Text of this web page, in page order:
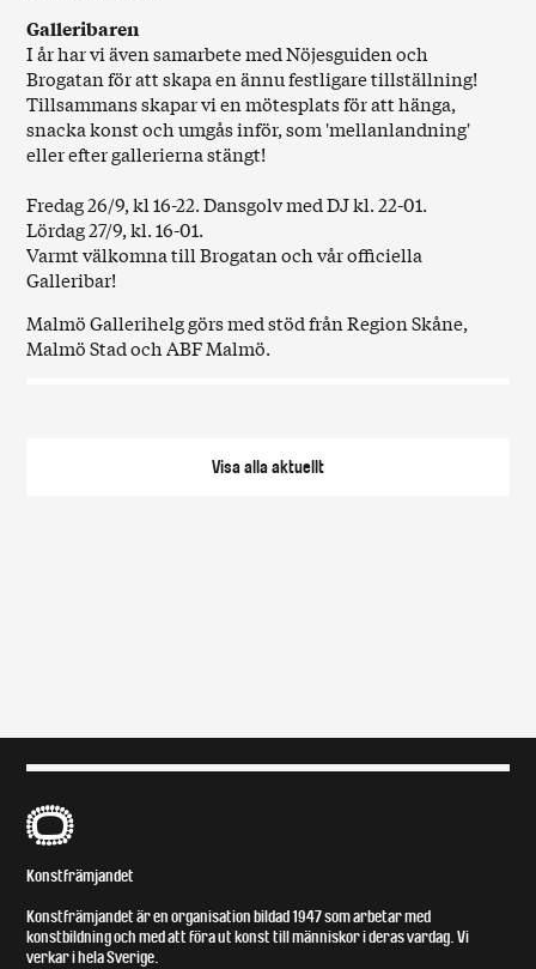
Visa allaaktuellt
Galleribaren
I år har vi även samarbete medNöjesguidenoch
Brogatanför att skapa en ännu festligare tillställning!
Tillsammans skapar vi en mötesplats för att hänga,
snacka konst och umgås inför, som 'mellanlandning'
eller efter gallerierna stängt!
Fredag 26/9, kl 16-22. Dansgolv med DJ kl. 22-01.
Lördag 27/9, kl. 16-01.
Varmt välkomna till Brogatan och vår officiella
Galleribar!
Malmö Gallerihelg görs med stöd från Region Skåne,
Malmö Stad och ABF Malmö.
B
Konstfrämjandet
Konstfrämjandet är en organisation bildad 1947 som arbetar med
konstbildning och med att föra ut konst till människor i deras vardag. Vi
verkar i hela Sverige.